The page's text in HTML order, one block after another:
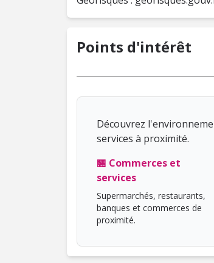
Points d'intérêt
Découvrez
services à proximité.
🏪 Commerces et
services
Supermarchés, restaurants,
banques et commerces de
proximité.